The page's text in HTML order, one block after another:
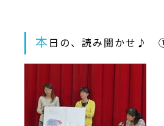
本 日の、読み聞かせ